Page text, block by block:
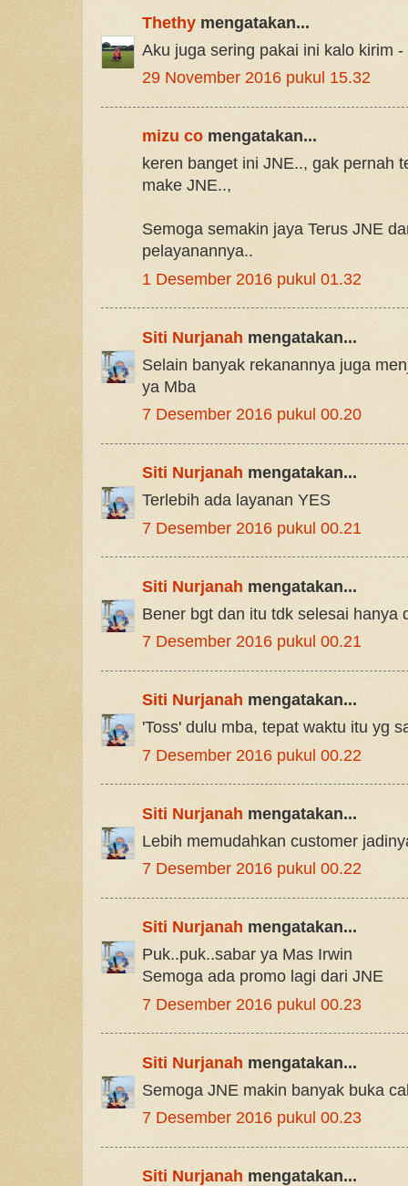
Thethy mengatakan...
Aku juga sering pakai ini kalo kirim
29 November 2016 pukul 15.32
mizu co mengatakan...
keren banget ini JNE.., gak pernah
make JNE..,
Semoga semakin jaya Terus JNE
pelayanannya..
1 Desember 2016 pukul 01.32
Siti Nurjanah mengatakan...
Selain banyak rekanannya juga
ya Mba
7 Desember 2016 pukul 00.20
Siti Nurjanah mengatakan...
Terlebih ada layanan YES
7 Desember 2016 pukul 00.21
Siti Nurjanah mengatakan...
Bener bgt dan itu tdk selesai hanya
7 Desember 2016 pukul 00.21
Siti Nurjanah mengatakan...
'Toss' dulu mba, tepat waktu itu yg
7 Desember 2016 pukul 00.22
Siti Nurjanah mengatakan...
Lebih memudahkan customer
7 Desember 2016 pukul 00.22
Siti Nurjanah mengatakan...
Puk..puk..sabar ya Mas Irwin
Semoga ada promo lagi dari JNE
7 Desember 2016 pukul 00.23
Siti Nurjanah mengatakan...
Semoga JNE makin banyak buka
7 Desember 2016 pukul 00.23
Siti Nurjanah mengatakan...